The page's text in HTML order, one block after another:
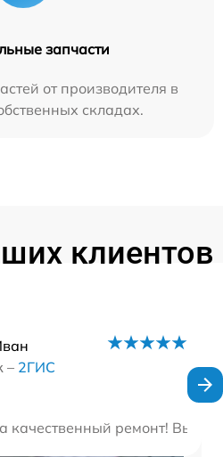
запчасти
от производителя в
складах.
клиентов
– 2ГИС
качественный ремонт! Вы